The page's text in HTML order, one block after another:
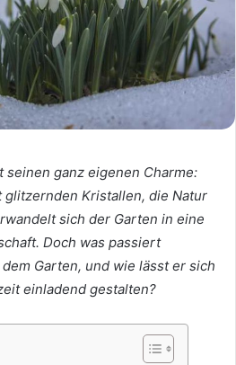
seinen ganz eigenen Charme:
Kristallen, die Natur
sich der Garten in eine
Doch was passiert
Garten, und wie lässt er sich
einladend gestalten?